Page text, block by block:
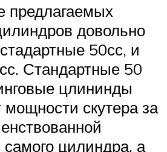
предлагаемых
довольно
50сс, и
Стандартные 50
цлининды
скутера за
самого цилиндра, а